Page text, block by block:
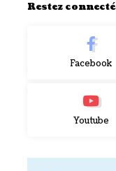
Restez connecté
Facebook
Youtube